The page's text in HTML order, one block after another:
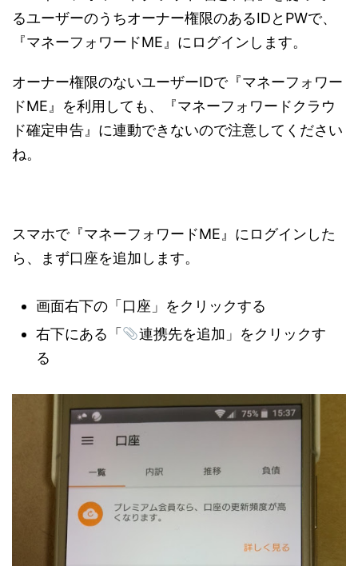
るユーザーのうちオーナー権限のあるIDとPWで、
『マネーフォワードME』にログインします。
オーナー権限のないユーザーIDで『マネーフォワー
ドME』を利用しても、『マネーフォワードクラウ
ド確定申告』に連動できないので注意してください
ね。
スマホで『マネーフォワードME』にログインした
ら、まず口座を追加します。
画面右下の「口座」をクリックする
右下にある「
連携先を追加」をクリックす
る